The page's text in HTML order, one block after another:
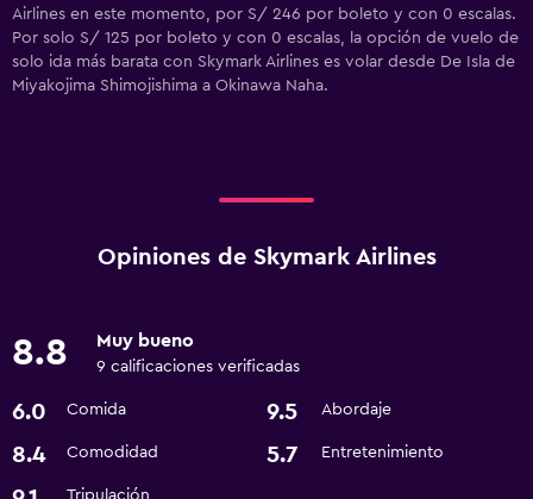
Airlines en este momento, por S/ 246 por boleto y con 0 escalas.
Por solo S/ 125 por boleto y con 0 escalas, la opción de vuelo de
solo ida más barata con Skymark Airlines es volar desde De Isla de
Miyakojima Shimojishima a Okinawa Naha.
Opiniones de Skymark Airlines
8.8 Muy bueno
9 calificaciones verificadas
6.0 Comida 9.5 Abordaje
8.4 Comodidad 5.7 Entretenimiento
Tripulación